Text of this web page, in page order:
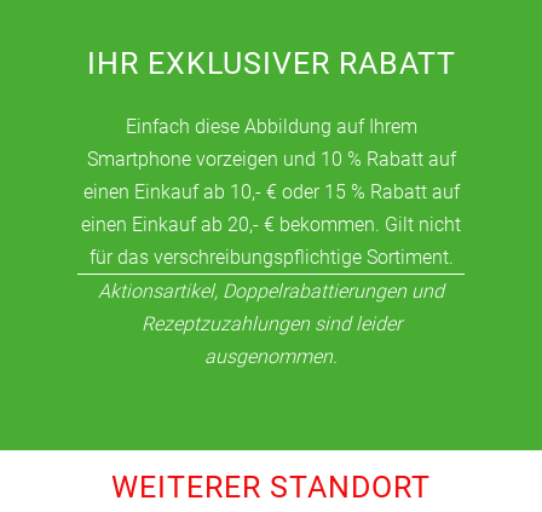
IHR EXKLUSIVER RABATT
Einfach diese Abbildung auf Ihrem
Smartphone vorzeigen und 10 % Rabatt auf
einen Einkauf ab 10,- € oder 15 % Rabatt auf
einen Einkauf ab 20,- € bekommen. Gilt nicht
für das verschreibungspflichtige Sortiment.
Aktionsartikel, Doppelrabattierungen und
Rezeptzuzahlungen sind leider
ausgenommen.
WEITERER STANDORT